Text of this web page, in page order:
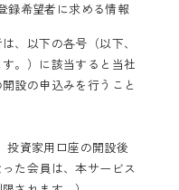
録希望者に求める情報
、以下の各号（以下、
。）に該当すると当社
設の申込みを行うこと
投資家用口座の開設後
た会員は、本サービス